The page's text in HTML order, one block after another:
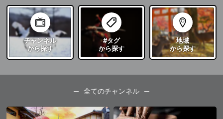
チャンネル
から探す
#タグ
から探す
地域
から探す
全てのチャンネル